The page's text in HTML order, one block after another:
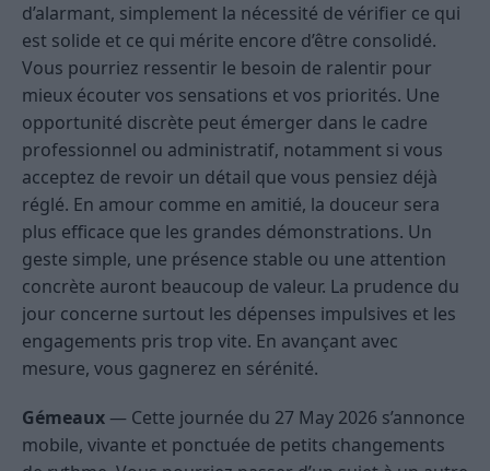
d’alarmant, simplement la nécessité de vérifier ce qui
est solide et ce qui mérite encore d’être consolidé.
Vous pourriez ressentir le besoin de ralentir pour
mieux écouter vos sensations et vos priorités. Une
opportunité discrète peut émerger dans le cadre
professionnel ou administratif, notamment si vous
acceptez de revoir un détail que vous pensiez déjà
réglé. En amour comme en amitié, la douceur sera
plus efficace que les grandes démonstrations. Un
geste simple, une présence stable ou une attention
concrète auront beaucoup de valeur. La prudence du
jour concerne surtout les dépenses impulsives et les
engagements pris trop vite. En avançant avec
mesure, vous gagnerez en sérénité.
Gémeaux — Cette journée du 27 May 2026 s’annonce
mobile, vivante et ponctuée de petits changements